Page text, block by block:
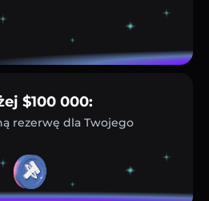
$100 000:
rezerwę dla Twojego